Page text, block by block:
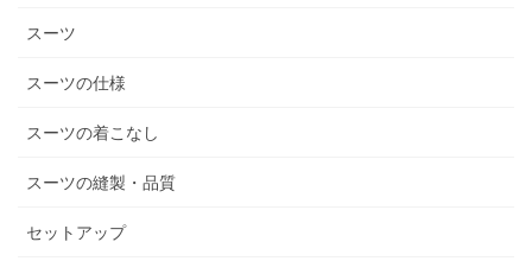
スーツ
スーツの仕様
スーツの着こなし
スーツの縫製・品質
セットアップ